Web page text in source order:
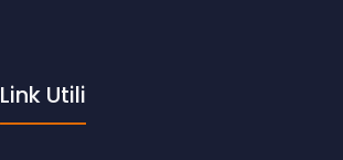
Link Utili